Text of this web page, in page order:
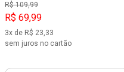
R$ 109,99
R$ 69,99
3x de R$ 23,33
sem juros no cartão